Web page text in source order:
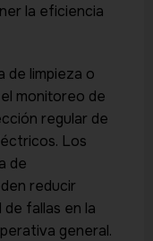
la eficiencia
de limpieza o
monitoreo de
regular de
Los
de
reducir
fallas en la
general.